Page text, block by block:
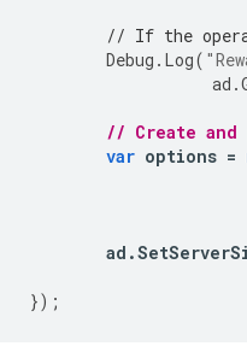
// If the
Debug . Log(
ad .
// Create and
var options =
ad .
});